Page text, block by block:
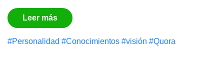
Leer más
#Personalidad #Conocimientos #visión #Quora